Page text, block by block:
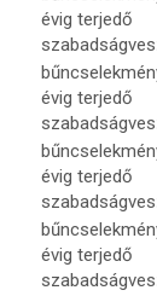
évig terjedő
évig terjedő
évig terjedő
évig terjedő